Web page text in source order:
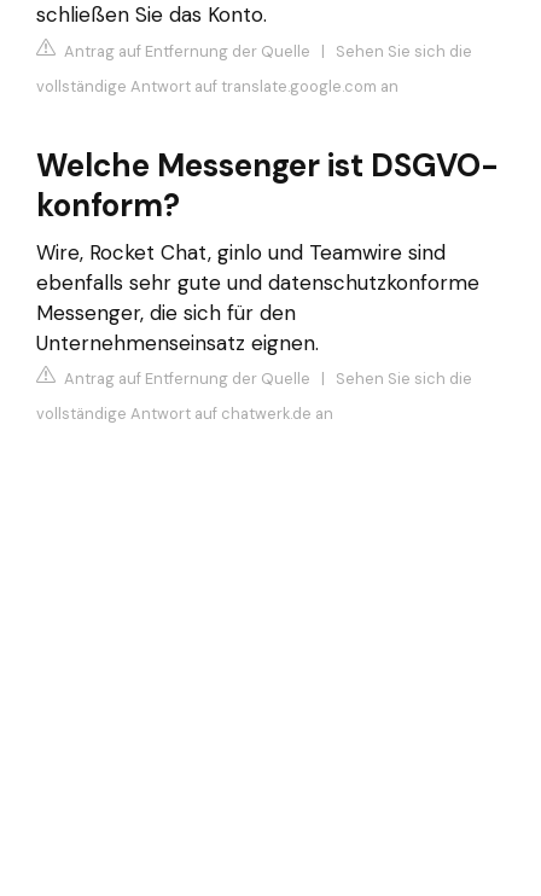
schließen Sie das Konto.
Antrag auf Entfernung der Quelle | Sehen Sie sich die
vollständige Antwort auf translate.google.com an
Welche Messenger ist DSGVO-
konform?
Wire, Rocket Chat, ginlo und Teamwire sind
ebenfalls sehr gute und datenschutzkonforme
Messenger, die sich für den
Unternehmenseinsatz eignen.
Antrag auf Entfernung der Quelle | Sehen Sie sich die
vollständige Antwort auf chatwerk.de an